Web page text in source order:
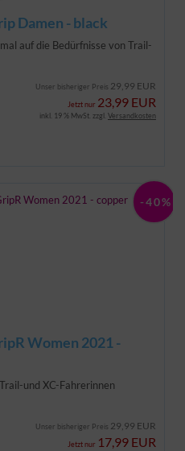
Damen - black
auf die Bedürfnisse von Trail-
Unser bisheriger Preis 29,99 EUR
Jetzt nur 23,99 EUR
inkl. 19 % MwSt. zzgl. Versandkosten
Women 2021 -
und XC-Fahrerinnen
Unser bisheriger Preis 29,99 EUR
Jetzt nur 17,99 EUR
-40%